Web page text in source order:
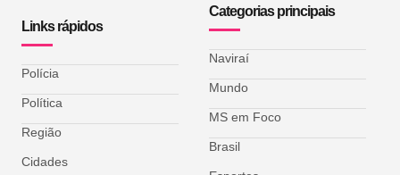
Links rápidos
Polícia
Política
Região
Cidades
Categorias principais
Naviraí
Mundo
MS em Foco
Brasil